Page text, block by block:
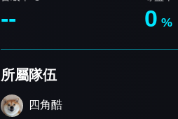
-- 0 %
所屬隊伍
四角酷